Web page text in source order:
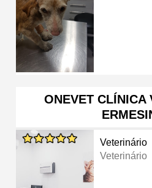
ONEVET CLÍNICA
Veterinário
Veterinário